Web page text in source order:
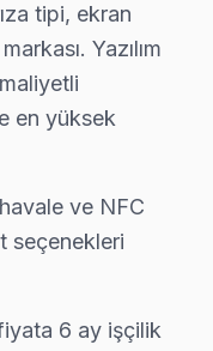
teknisyeni Şile'ye
bu cihaz
Servis
bölgelerinden 15
0850 811 14
İçin Güvenilir
çevrede yılların
tipi, ekran
Yazılım
en yüksek
ve NFC
seçenekleri
6 ay işçilik